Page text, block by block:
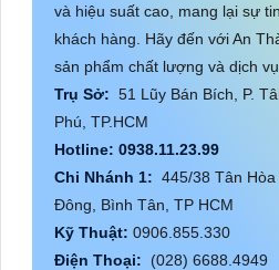
và hiệu suất cao, mang lại sự
khách hàng. Hãy đến với An
sản phẩm chất lượng và dịch vụ
Trụ Sở: 51 Lũy Bán Bích, P.
Phú, TP.HCM
Hotline: 0938.11.23.99
Chi Nhánh 1: 445/38 Tân
Đông, Bình Tân, TP HCM
Kỹ Thuật: 0906.855.330
Điện Thoại: (028) 6688.4949